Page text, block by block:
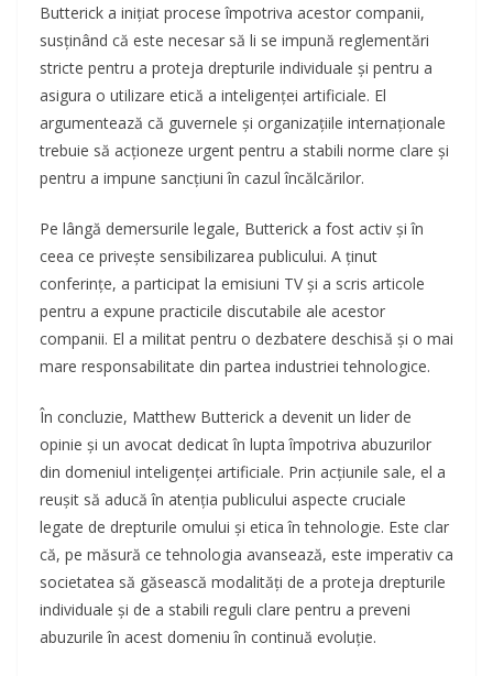
Butterick a inițiat procese împotriva acestor companii,
susținând că este necesar să li se impună reglementări
stricte pentru a proteja drepturile individuale și pentru a
asigura o utilizare etică a inteligenței artificiale. El
argumentează că guvernele și organizațiile internaționale
trebuie să acționeze urgent pentru a stabili norme clare și
pentru a impune sancțiuni în cazul încălcărilor.
Pe lângă demersurile legale, Butterick a fost activ și în
ceea ce privește sensibilizarea publicului. A ținut
conferințe, a participat la emisiuni TV și a scris articole
pentru a expune practicile discutabile ale acestor
companii. El a militat pentru o dezbatere deschisă și o mai
mare responsabilitate din partea industriei tehnologice.
În concluzie, Matthew Butterick a devenit un lider de
opinie și un avocat dedicat în lupta împotriva abuzurilor
din domeniul inteligenței artificiale. Prin acțiunile sale, el a
reușit să aducă în atenția publicului aspecte cruciale
legate de drepturile omului și etica în tehnologie. Este clar
că, pe măsură ce tehnologia avansează, este imperativ ca
societatea să găsească modalități de a proteja drepturile
individuale și de a stabili reguli clare pentru a preveni
abuzurile în acest domeniu în continuă evoluție.